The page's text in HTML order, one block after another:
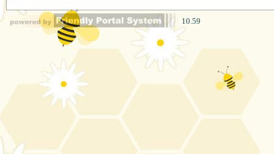
10.59